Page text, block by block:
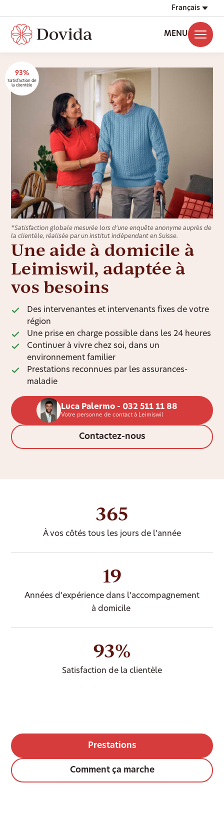
Français
MENU
93%
Satisfaction de
la clientèle
*Satisfaction globale mesurée lors d’une enquête anonyme auprès de
la clientèle, réalisée par un institut indépendant en Suisse.
Une aide à domicile à
Leimiswil, adaptée à
vos besoins
Des intervenantes et intervenants fixes de votre
région
Une prise en charge possible dans les 24 heures
Continuer à vivre chez soi, dans un
environnement familier
Prestations reconnues par les assurances-
maladie
Luca Palermo - 032 511 11 88
Votre personne de contact à Leimiswil
Contactez-nous
365
À vos côtés tous les jours de l’année
19
Années d’expérience dans l’accompagnement
à domicile
93%
Satisfaction de la clientèle
Prestations
Comment ça marche